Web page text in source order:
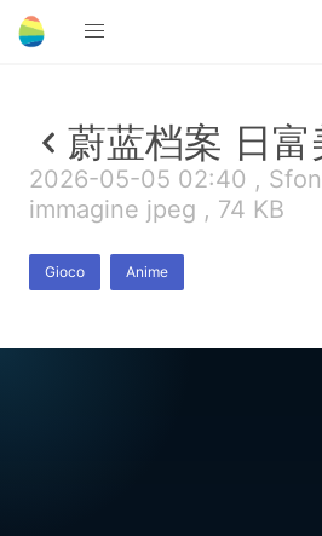
蔚蓝档案 日富
2026-05-05 02:40 ,
immagine jpeg , 74 KB
Gioco Anime